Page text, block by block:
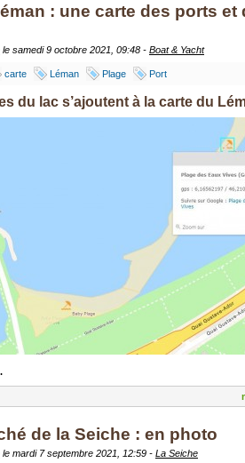
: une carte des ports et
le samedi 9 octobre 2021, 09:48 - Boat & Yacht
carte Léman Plage Port
du lac s’ajoutent à la carte du
de la Seiche : en photo
le mardi 7 septembre 2021, 12:59 - La Seiche